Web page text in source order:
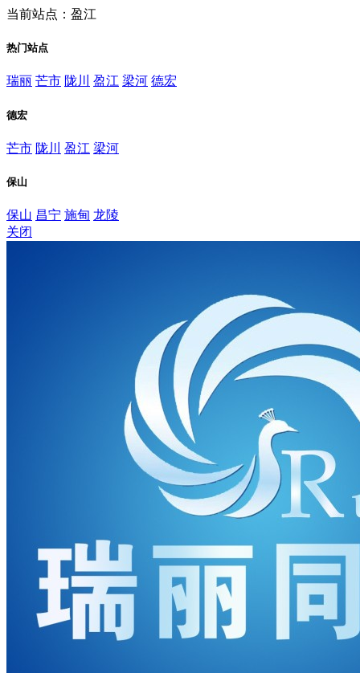
当前站点：盈江
热门站点
瑞丽 芒市 陇川 盈江 梁河 德宏
德宏
芒市 陇川 盈江 梁河
保山
保山 昌宁 施甸 龙陵
关闭